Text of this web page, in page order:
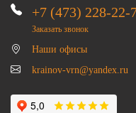
+7 (473) 228-22-
Заказать звонок
Наши офисы
krainov-vrn@yandex.ru